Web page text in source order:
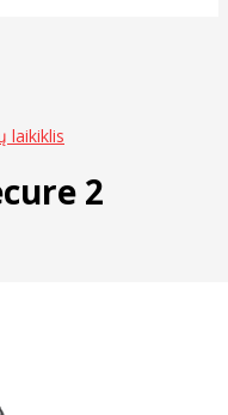
laikiklis
2